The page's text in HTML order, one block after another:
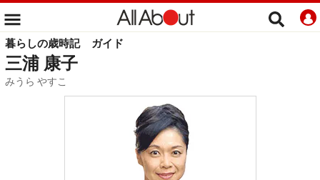
暮らしの歳時記 ガイド
三浦 康子
みうら やすこ